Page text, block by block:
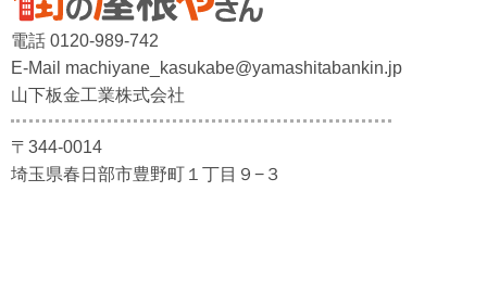
電話 0120-989-742
E-Mail machiyane_kasukabe@yamashitabankin.jp
山下板金工業株式会社
〒344-0014
埼玉県春日部市豊野町１丁目９−３